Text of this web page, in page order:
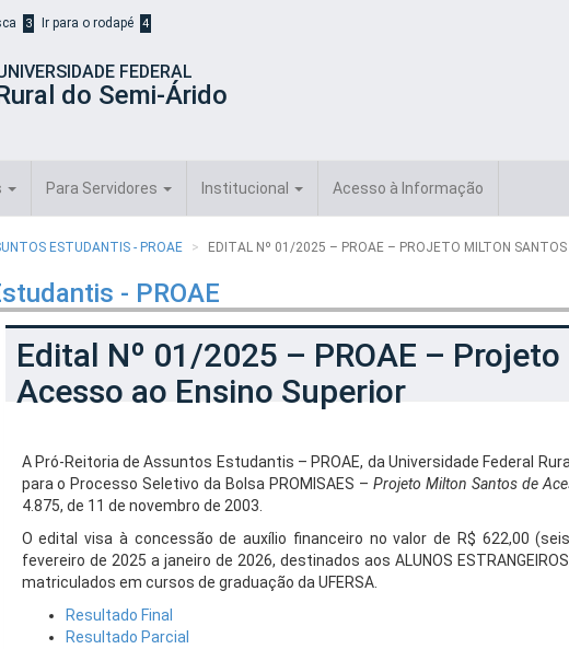
3 Ir para o rodapé 4
FEDERAL
do Semi-Árido
Para Servidores Institucional Acesso à Informação
ESTUDANTIS - PROAE EDITAL Nº 01/2025 – PROAE – PROJETO MILTON SANTOS
- PROAE
Edital Nº 01/2025 – PROAE –
Acesso ao Ensino Superior
A Pró-Reitoria de Assuntos Estudantis – PROAE, da Universidade Federal
para o Processo Seletivo da Bolsa PROMISAES –Projeto Milton Santos de
4.875, de 11 de novembro de 2003.
O edital visa à concessão de auxílio financeiro no valor de R$ 622,00
fevereiro de 2025 a janeiro de 2026, destinados aos ALUNOS
matriculados em cursos de graduação da UFERSA.
Resultado Final
Resultado Parcial